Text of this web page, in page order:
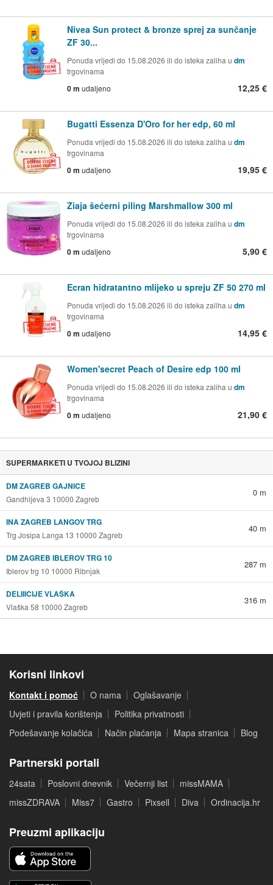
Nivea Sun protect & bronze sprej za sunčanje
ZF 30...
Ponuda vrijedi do 15.08.2026 ili do isteka zaliha u dm
trgovinama
0 m udaljeno 12,25 €
Bugatti Essenza D'Oro for her edp, 60 ml
Ponuda vrijedi do 15.08.2026 ili do isteka zaliha u dm
trgovinama
0 m udaljeno 19,95 €
Ziaja šećerni piling Marshmallow 300 ml
Ponuda vrijedi do 15.08.2026 ili do isteka zaliha u dm
trgovinama
0 m udaljeno 5,90 €
Ecran hidratantno mlijeko u spreju ZF 50 270 ml
Ponuda vrijedi do 15.08.2026 ili do isteka zaliha u dm
trgovinama
0 m udaljeno 14,95 €
Women'secret Peach of Desire edp 100 ml
Ponuda vrijedi do 15.08.2026 ili do isteka zaliha u dm
trgovinama
0 m udaljeno 21,90 €
SUPERMARKETI U TVOJOJ BLIZINI
DM ZAGREB GAJNICE
Gandhijeva 3 10000 Zagreb
0 m
INA ZAGREB LANGOV TRG
Trg Josipa Langa 13 10000 Zagreb
40 m
DM ZAGREB IBLEROV TRG 10
Iblerov trg 10 10000 Ribnjak
287 m
DELIIICIJE VLAŠKA
Vlaška 58 10000 Zagreb
316 m
Korisni linkovi
Kontakt i pomoć O nama
Oglašavanje
Uvjeti i pravila korištenja
Politika privatnosti
Podešavanje kolačića
Način plaćanja Mapa stranica Blog
Partnerski portali
24sata Poslovni dnevnik Večernji list
missMAMA
missZDRAVA
Miss7 Gastro Pixsell Diva Ordinacija.hr
Preuzmi aplikaciju